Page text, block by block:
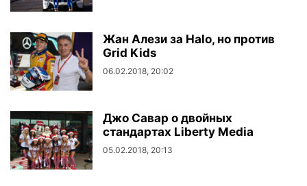
Жан Алези за Halo, но против
Grid Kids
06.02.2018, 20:02
Джо Савар о двойных
стандартах Liberty Media
05.02.2018, 20:13